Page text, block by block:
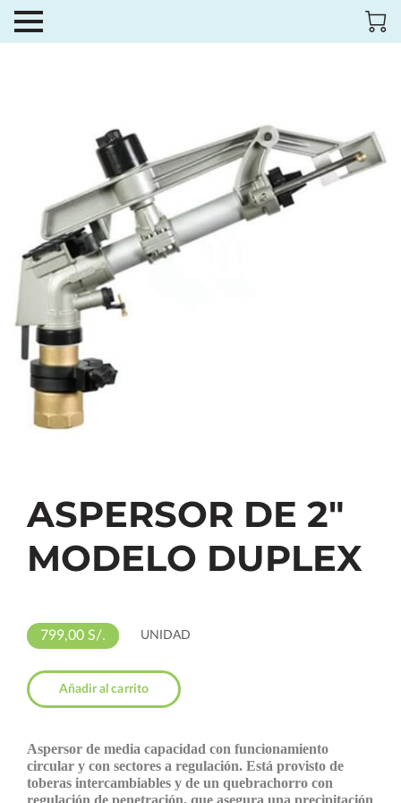
ASPERSOR DE 2"
MODELO DUPLEX
799,00 S/. UNIDAD
Añadir al carrito
Aspersor de media capacidad con funcionamiento
circular y con sectores a regulación. Está provisto de
toberas intercambiables y de un quebrachorro con
regulación de penetración, que asegura una precipitación